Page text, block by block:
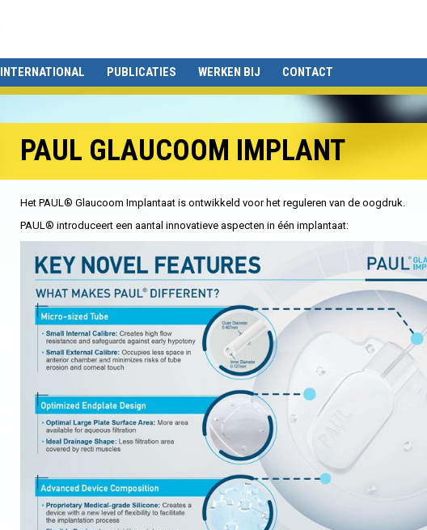
INTERNATIONAL PUBLICATIES WERKEN BIJ CONTACT
PAUL GLAUCOOM IMPLANT
Het PAUL® Glaucoom Implantaat is ontwikkeld voor het reguleren van de oogdruk.
PAUL® introduceert een aantal innovatieve aspecten in één implantaat: